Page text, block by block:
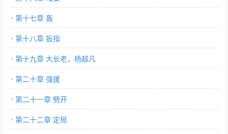
第十七章 轰
第十八章 扳指
第十九章 大长老，杨超凡
第二十章 强援
第二十一章 劈开
第二十二章 定局